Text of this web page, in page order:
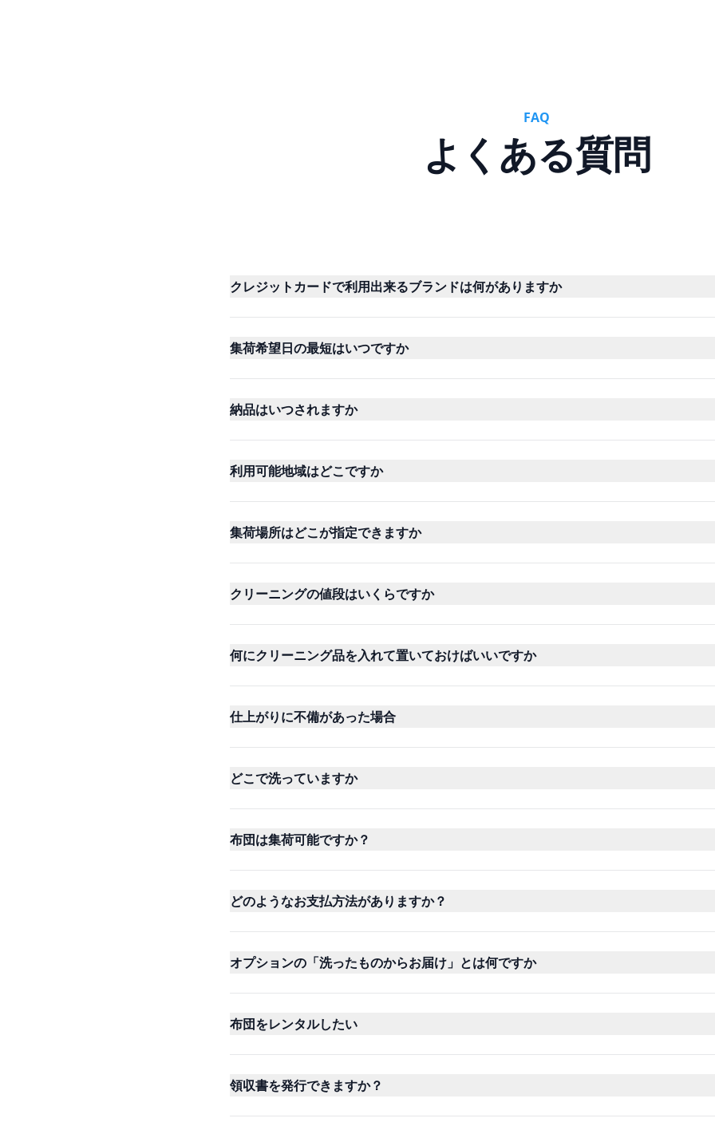
FAQ
よくある質問
クレジットカードで利用出来るブランドは何がありますか
集荷希望日の最短はいつですか
納品はいつされますか
利用可能地域はどこですか
集荷場所はどこが指定できますか
クリーニングの値段はいくらですか
何にクリーニング品を入れて置いておけばいいですか
仕上がりに不備があった場合
どこで洗っていますか
布団は集荷可能ですか？
どのようなお支払方法がありますか？
オプションの「洗ったものからお届け」とは何ですか
布団をレンタルしたい
領収書を発行できますか？